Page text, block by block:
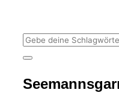
Suchen
nach:
Seitenleiste
Navigation
umschalten